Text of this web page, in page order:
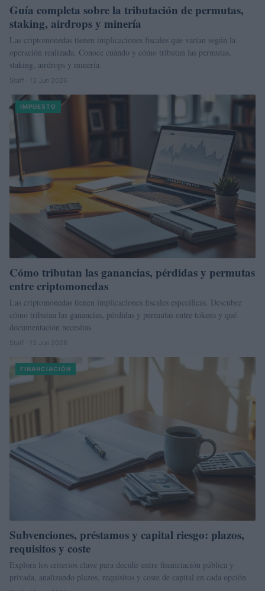
Guía completa sobre la tributación de permutas,
staking, airdrops y minería
Las criptomonedas tienen implicaciones fiscales que varían según la
operación realizada. Conoce cuándo y cómo tributan las permutas,
staking, airdrops y minería.
Staff · 13 Jun 2026
IMPUESTO
Cómo tributan las ganancias, pérdidas y permutas
entre criptomonedas
Las criptomonedas tienen implicaciones fiscales específicas. Descubre
cómo tributan las ganancias, pérdidas y permutas entre tokens y qué
documentación necesitas
Staff · 13 Jun 2026
FINANCIACIÓN
Subvenciones, préstamos y capital riesgo: plazos,
requisitos y coste
Explora los criterios clave para decidir entre financiación pública y
privada, analizando plazos, requisitos y coste de capital en cada opción